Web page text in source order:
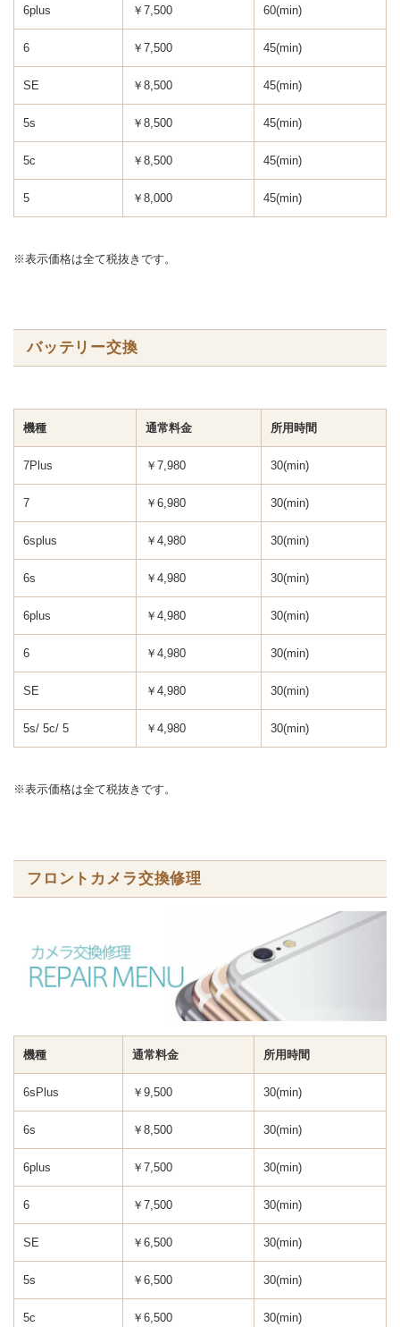
6plus ￥7,500 60(min)
6 ￥7,500 45(min)
SE ￥8,500 45(min)
5s ￥8,500 45(min)
5c ￥8,500 45(min)
5 ￥8,000 45(min)
※表示価格は全て税抜きです。
バッテリー交換
機種 通常料金 所用時間
7Plus ￥7,980 30(min)
7 ￥6,980 30(min)
6splus ￥4,980 30(min)
6s ￥4,980 30(min)
6plus ￥4,980 30(min)
6 ￥4,980 30(min)
SE ￥4,980 30(min)
5s/ 5c/ 5 ￥4,980 30(min)
※表示価格は全て税抜きです。
フロントカメラ交換修理
機種 通常料金 所用時間
6sPlus ￥9,500 30(min)
6s ￥8,500 30(min)
6plus ￥7,500 30(min)
6 ￥7,500 30(min)
SE ￥6,500 30(min)
5s ￥6,500 30(min)
5c ￥6,500 30(min)